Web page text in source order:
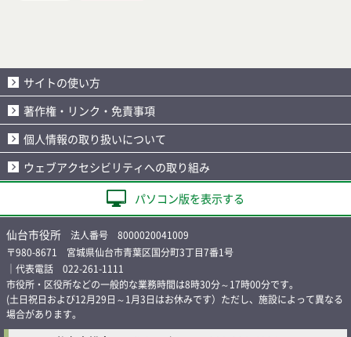
サイトの使い方
著作権・リンク・免責事項
個人情報の取り扱いについて
ウェブアクセシビリティへの取り組み
パソコン版を表示する
仙台市役所 法人番号 8000020041009
〒980-8671 宮城県仙台市青葉区国分町3丁目7番1号
｜代表電話 022-261-1111
市役所・区役所などの一般的な業務時間は8時30分～17時00分です。
(土日祝日および12月29日～1月3日はお休みです）ただし、施設によって異なる
場合があります。